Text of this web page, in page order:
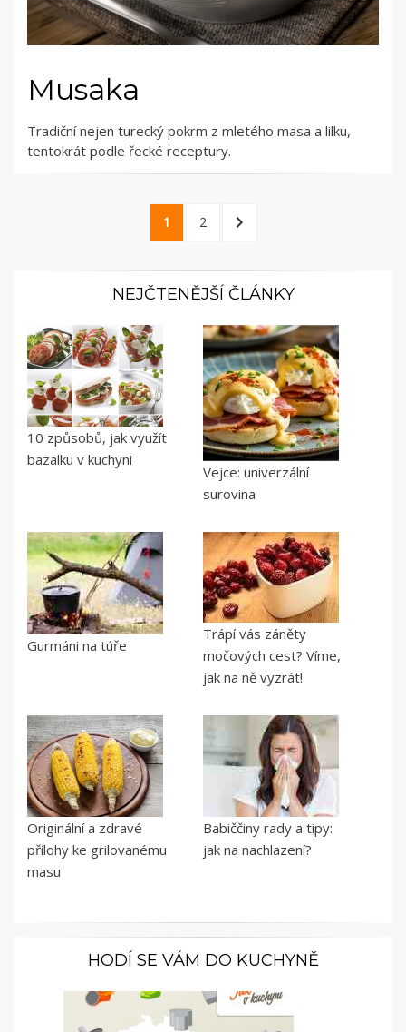
Musaka
Tradiční nejen turecký pokrm z mletého masa a lilku,
tentokrát podle řecké receptury.
PAGE
1 PAGE
2
NEXT
NEJČTENĚJŠÍ ČLÁNKY
10 způsobů, jak využít
bazalku v kuchyni
Vejce: univerzální
surovina
Gurmáni na túře
Trápí vás záněty
močových cest? Víme,
jak na ně vyzrát!
Originální a zdravé
přílohy ke grilovanému
masu
Babiččiny rady a tipy:
jak na nachlazení?
HODÍ SE VÁM DO KUCHYNĚ